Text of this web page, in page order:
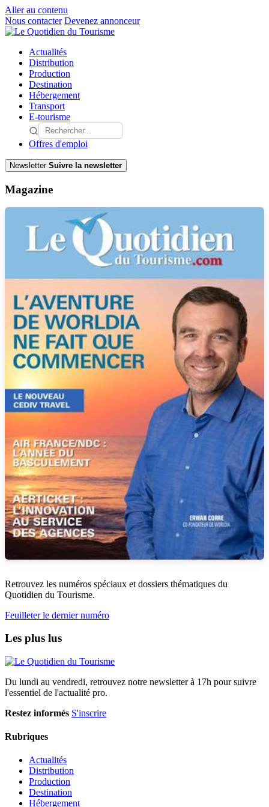
Aller au contenu
Nous contacter Devenez annonceur
Actualités
Distribution
Production
Destination
Hébergement
Transport
E-tourisme
Offres d'emploi
Newsletter Suivre la newsletter
Magazine
Retrouvez les numéros spéciaux et dossiers thématiques du
Quotidien du Tourisme.
Feuilleter le dernier numéro
Les plus lus
Du lundi au vendredi, retrouvez notre newsletter à 17h pour suivre
l'essentiel de l'actualité pro.
Restez informés S'inscrire
Rubriques
Actualités
Distribution
Production
Destination
Hébergement